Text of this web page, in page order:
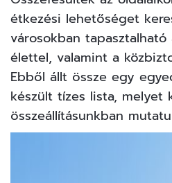
étkezési lehetőséget
városokban tapasztalható
élettel, valamint a
Ebből állt össze egy
készült tízes lista, melyet
összeállításunkban